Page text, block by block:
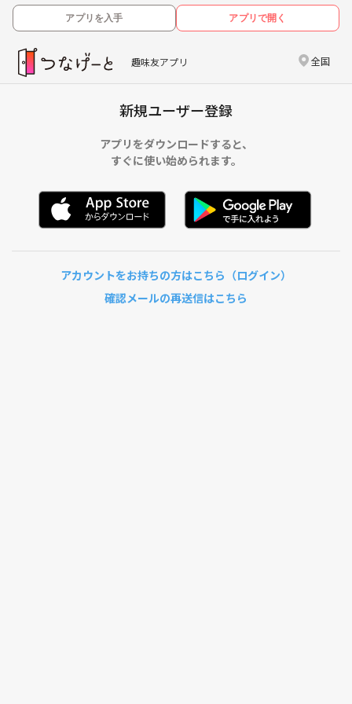
アプリを入手 アプリで開く
趣味友アプリ 全国
新規ユーザー登録
アプリをダウンロードすると、
すぐに使い始められます。
アカウントをお持ちの方はこちら（ログイン）
確認メールの再送信はこちら